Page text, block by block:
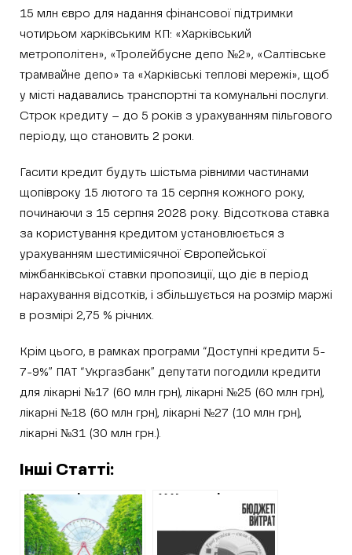
15 млн євро для надання фінансової підтримки
чотирьом харківським КП: «Харківський
метрополітен», «Тролейбусне депо №2», «Салтівське
трамвайне депо» та «Харківські теплові мережі», щоб
у місті надавались транспортні та комунальні послуги.
Строк кредиту – до 5 років з урахуванням пільгового
періоду, що становить 2 роки.
Гасити кредит будуть шістьма рівними частинами
щопівроку 15 лютого та 15 серпня кожного року,
починаючи з 15 серпня 2028 року. Відсоткова ставка
за користування кредитом установлюється з
урахуванням шестимісячної Європейської
міжбанківської ставки пропозиції, що діє в період
нарахування відсотків, і збільшується на розмір маржі
в розмірі 2,75 % річних.
Крім цього, в рамках програми “Доступні кредити 5-
7-9%” ПАТ “Укргазбанк” депутати погодили кредити
для лікарні №17 (60 млн грн), лікарні №25 (60 млн грн),
лікарні №18 (60 млн грн), лікарні №27 (10 млн грн),
лікарні №31 (30 млн грн.).
Інші Статті:
Кредит із
атракціонами в
парку Горького та
понад 60 тисяч
У Харкові
мільйон гривень
на медалі для